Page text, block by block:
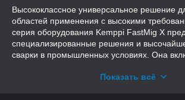
Высококлассное универсальное решение
областей применения с высокими
серия оборудования Kemppi FastMig X
специализированные решения и
сварки в промышленных условиях. Она
разных назначений: FastMig X Regular для
Показать всё